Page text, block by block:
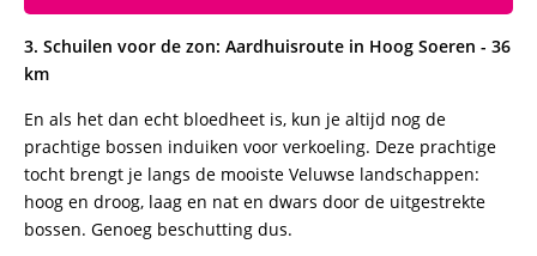
3. Schuilen voor de zon: Aardhuisroute in Hoog Soeren - 36
km
En als het dan echt bloedheet is, kun je altijd nog de
prachtige bossen induiken voor verkoeling. Deze prachtige
tocht brengt je langs de mooiste Veluwse landschappen:
hoog en droog, laag en nat en dwars door de uitgestrekte
bossen. Genoeg beschutting dus.